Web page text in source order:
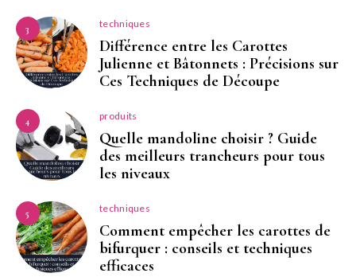
3 techniques
Différence entre les Carottes
Julienne et Bâtonnets : Précisions sur
Ces Techniques de Découpe
4 produits
Quelle mandoline choisir ? Guide
des meilleurs trancheurs pour tous
les niveaux
5 techniques
Comment empêcher les carottes de
bifurquer : conseils et techniques
efficaces